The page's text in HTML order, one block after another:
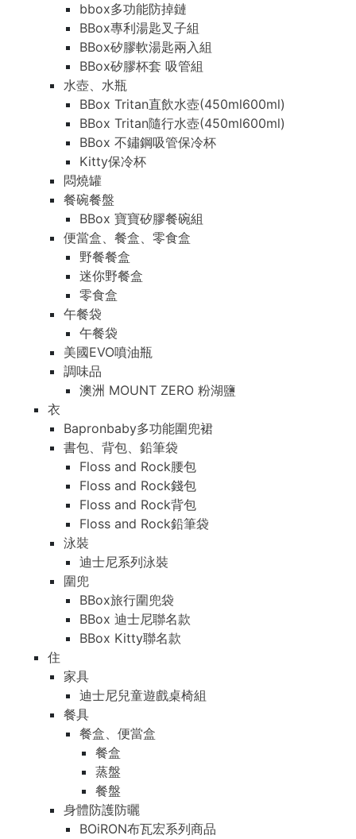
bbox多功能防掉鏈
BBox專利湯匙叉子組
BBox矽膠軟湯匙兩入組
BBox矽膠杯套 吸管組
水壺、水瓶
BBox Tritan直飲水壺(450ml600ml)
BBox Tritan隨行水壺(450ml600ml)
BBox 不鏽鋼吸管保冷杯
Kitty保冷杯
悶燒罐
餐碗餐盤
BBox 寶寶矽膠餐碗組
便當盒、餐盒、零食盒
野餐餐盒
迷你野餐盒
零食盒
午餐袋
午餐袋
美國EVO噴油瓶
調味品
澳洲 MOUNT ZERO 粉湖鹽
衣
Bapronbaby多功能圍兜裙
書包、背包、鉛筆袋
Floss and Rock腰包
Floss and Rock錢包
Floss and Rock背包
Floss and Rock鉛筆袋
泳裝
迪士尼系列泳裝
圍兜
BBox旅行圍兜袋
BBox 迪士尼聯名款
BBox Kitty聯名款
住
家具
迪士尼兒童遊戲桌椅組
餐具
餐盒、便當盒
餐盒
蒸盤
餐盤
身體防護防曬
BOiRON布瓦宏系列商品